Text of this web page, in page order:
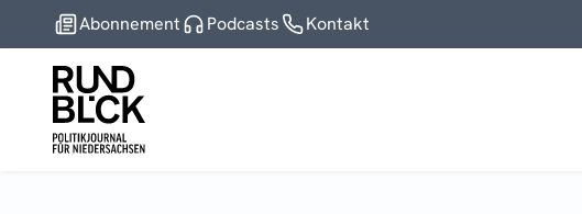
Abonnement Podcasts Kontakt